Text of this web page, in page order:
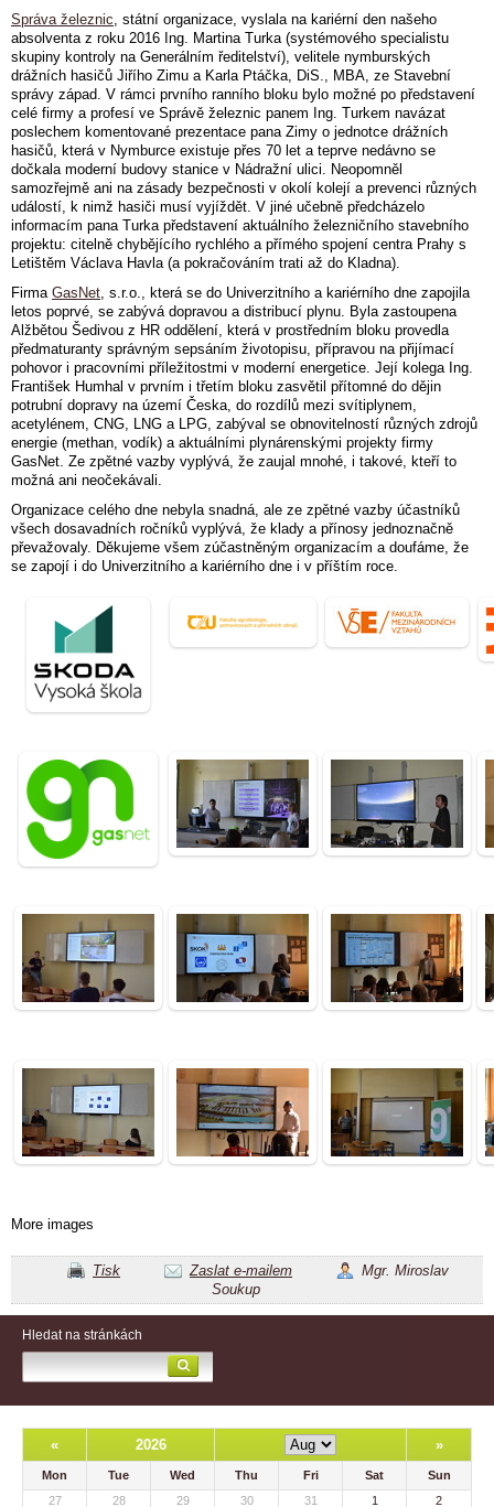
Správa železnic, státní organizace, vyslala na kariérní den našeho
absolventa z roku 2016 Ing. Martina Turka (systémového specialistu
skupiny kontroly na Generálním ředitelství), velitele nymburských
drážních hasičů Jiřího Zimu a Karla Ptáčka, DiS., MBA, ze Stavební
správy západ. V rámci prvního ranního bloku bylo možné po představení
celé firmy a profesí ve Správě železnic panem Ing. Turkem navázat
poslechem komentované prezentace pana Zimy o jednotce drážních
hasičů, která v Nymburce existuje přes 70 let a teprve nedávno se
dočkala moderní budovy stanice v Nádražní ulici. Neopomněl
samozřejmě ani na zásady bezpečnosti v okolí kolejí a prevenci různých
událostí, k nimž hasiči musí vyjíždět. V jiné učebně předcházelo
informacím pana Turka představení aktuálního železničního stavebního
projektu: citelně chybějícího rychlého a přímého spojení centra Prahy s
Letištěm Václava Havla (a pokračováním trati až do Kladna).
Firma GasNet, s.r.o., která se do Univerzitního a kariérního dne zapojila
letos poprvé, se zabývá dopravou a distribucí plynu. Byla zastoupena
Alžbětou Šedivou z HR oddělení, která v prostředním bloku provedla
předmaturanty správným sepsáním životopisu, přípravou na přijímací
pohovor i pracovními příležitostmi v moderní energetice. Její kolega Ing.
František Humhal v prvním i třetím bloku zasvětil přítomné do dějin
potrubní dopravy na území Česka, do rozdílů mezi svítiplynem,
acetylénem, CNG, LNG a LPG, zabýval se obnovitelností různých zdrojů
energie (methan, vodík) a aktuálními plynárenskými projekty firmy
GasNet. Ze zpětné vazby vyplývá, že zaujal mnohé, i takové, kteří to
možná ani neočekávali.
Organizace celého dne nebyla snadná, ale ze zpětné vazby účastníků
všech dosavadních ročníků vyplývá, že klady a přínosy jednoznačně
převažovaly. Děkujeme všem zúčastněným organizacím a doufáme, že
se zapojí i do Univerzitního a kariérního dne i v příštím roce.
More images
Tisk Zaslat e-mailem
Mgr. Miroslav
Soukup
Hledat na stránkách
« 2026 »
Mon Tue Wed Thu Fri Sat
Sun
27
28 29 30 31 1 2